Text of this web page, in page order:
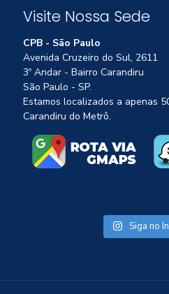
Visite Nossa Sede
CPB - São Paulo
Avenida Cruzeiro do Sul, 2611
3º Andar - Bairro Carandiru
São Paulo - SP.
Estamos localizados a apenas
Carandiru do Metrô.
Siga no